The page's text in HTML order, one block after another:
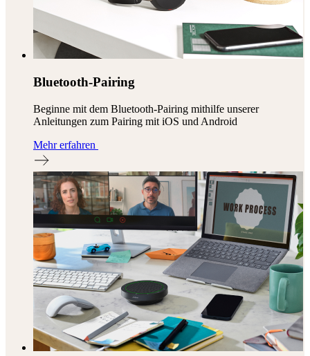
Bluetooth-Pairing
Beginne mit dem Bluetooth-Pairing mithilfe unserer
Anleitungen zum Pairing mit iOS und Android
Mehr erfahren